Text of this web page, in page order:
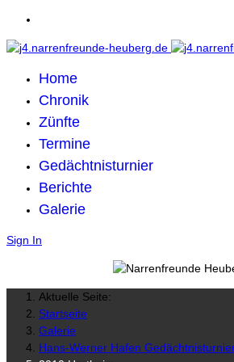
Home
Chronik
Zünfte
Termine
Gedächtnisturnier
Berichte
Galerie
Sign In
Aktuelle Seite:
Startseite
Galerie
Hans-Werner Hafen